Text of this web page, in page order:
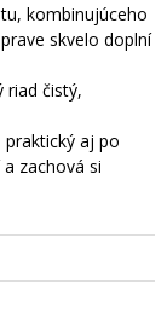
kombinujúceho
skvelo doplní
riad čistý,
aj po
zachová si